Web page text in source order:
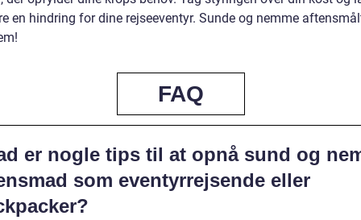
en hindring for dine rejseeventyr. Sunde og nemme
FAQ
er nogle tips til at opnå sund og
som eventyrrejsende eller